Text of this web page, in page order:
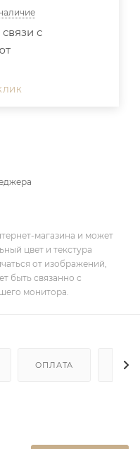
с
магазина и может
цвет и текстура
от изображений,
быть связанно с
монитора.
ОПЛАТА